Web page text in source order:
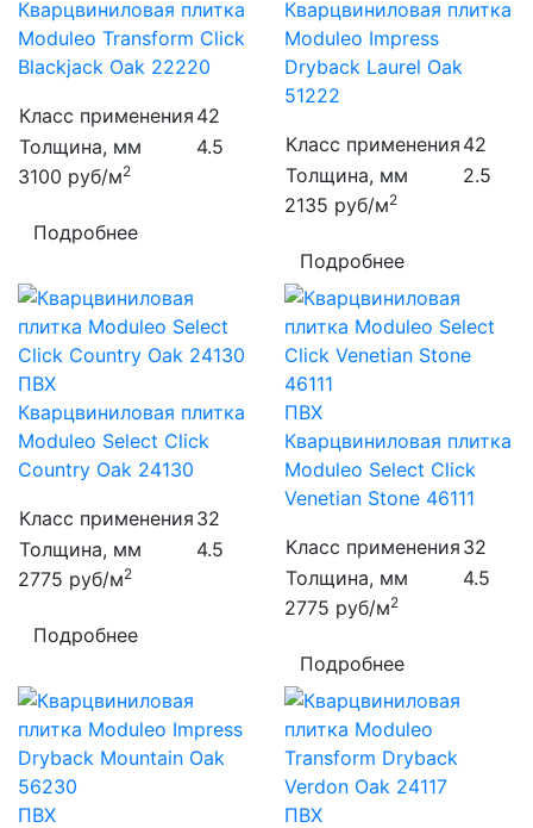
Кварцвиниловая плитка
Moduleo Transform Click
Blackjack Oak 22220
Класс применения 42
Толщина, мм
4.5
3100 руб/м2
Подробнее
Кварцвиниловая плитка
Moduleo Impress
Dryback Laurel Oak
51222
Класс применения 42
Толщина, мм
2.5
2135 руб/м2
Подробнее
ПВХ
Кварцвиниловая плитка
Moduleo Select Click
Country Oak 24130
Класс применения 32
Толщина, мм
4.5
2775 руб/м2
Подробнее
ПВХ
Кварцвиниловая плитка
Moduleo Select Click
Venetian Stone 46111
Класс применения 32
Толщина, мм
4.5
2775 руб/м2
Подробнее
ПВХ
ПВХ